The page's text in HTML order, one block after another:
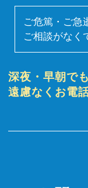
ご危篤・ご急
ご相談がなく
深夜・早朝で
遠慮なくお電